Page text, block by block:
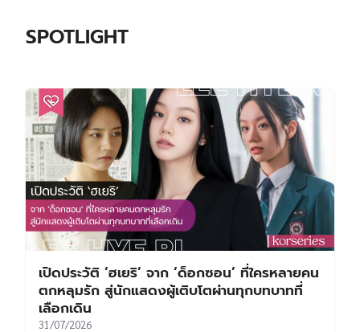
SPOTLIGHT
เปิดประวัติ ‘ฮเยริ’ จาก ‘ด็อกซอน’ ที่ใครหลายคน
ตกหลุมรัก สู่นักแสดงผู้เติบโตผ่านทุกบทบาทที่
เลือกเดิน
31/07/2026